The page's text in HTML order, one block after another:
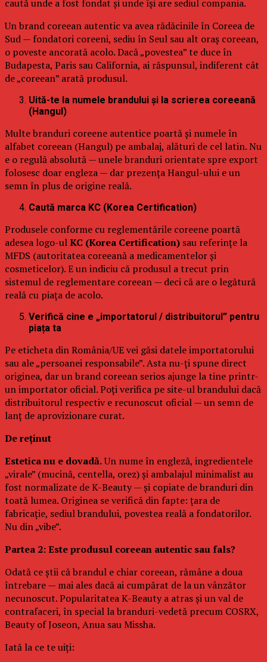
caută unde a fost fondat și unde își are sediul compania.
Un brand coreean autentic va avea rădăcinile în Coreea de
Sud — fondatori coreeni, sediu în Seul sau alt oraș coreean,
o poveste ancorată acolo. Dacă „povestea” te duce în
Budapesta, Paris sau California, ai răspunsul, indiferent cât
de „coreean” arată produsul.
Uită-te la numele brandului și la scrierea coreeană
(Hangul)
Multe branduri coreene autentice poartă și numele în
alfabet coreean (Hangul) pe ambalaj, alături de cel latin. Nu
e o regulă absolută — unele branduri orientate spre export
folosesc doar engleza — dar prezența Hangul-ului e un
semn în plus de origine reală.
Caută marca KC (Korea Certification)
Produsele conforme cu reglementările coreene poartă
adesea logo-ulKC (Korea Certification) sau referințe la
MFDS (autoritatea coreeană a medicamentelor și
cosmeticelor). E un indiciu că produsul a trecut prin
sistemul de reglementare coreean — deci că are o legătură
reală cu piața de acolo.
Verifică cine e „importatorul / distribuitorul” pentru
piața ta
Pe eticheta din România/UE vei găsi datele importatorului
sau ale „persoanei responsabile”. Asta nu-ți spune direct
originea, dar un brand coreean serios ajunge la tine printr-
un importator oficial. Poți verifica pe site-ul brandului dacă
distribuitorul respectiv e recunoscut oficial — un semn de
lanț de aprovizionare curat.
De reținut
Estetica nu e dovadă.Un nume în engleză, ingredientele
„virale” (mucină, centella, orez) și ambalajul minimalist au
fost normalizate de K-Beauty — și copiate de branduri din
toată lumea. Originea se verifică din fapte: țara de
fabricație, sediul brandului, povestea reală a fondatorilor.
Nu din „vibe”.
Partea 2: Este produsul coreean autentic sau fals?
Odată ce știi că brandul e chiar coreean, rămâne a doua
întrebare — mai ales dacă ai cumpărat de la un vânzător
necunoscut. Popularitatea K-Beauty a atras și un val de
contrafaceri, în special la branduri-vedetă precum COSRX,
Beauty of Joseon, Anua sau Missha.
Iată la ce te uiți: